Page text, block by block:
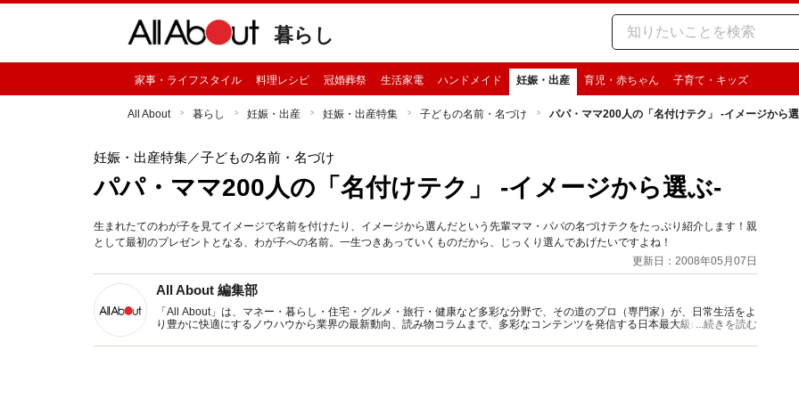
暮らし
家事・ライフスタイル 料理レシピ 冠婚葬祭 生活家電 ハンドメイド 妊娠・出産 育児・赤ちゃん 子育て・キッズ
All About 暮らし 妊娠・出産 妊娠・出産特集 子どもの名前・名づけ パパ・ママ200人の「名付けテク」 -イメージから
妊娠・出産特集／子どもの名前・名づけ
パパ・ママ200人の「名付けテク」 -イメージから選ぶ-
生まれたてのわが子を見てイメージで名前を付けたり、イメージから選んだという先輩ママ・パパの名づけテクをたっぷり紹介します！親
として最初のプレゼントとなる、わが子への名前。一生つきあっていくものだから、じっくり選んであげたいですよね！
更新日：2008年05月07日
All About 編集部
「All About」は、マネー・暮らし・住宅・グルメ・旅行・健康など多彩な分野で、その道のプロ（専門家）が、日常生活をよ
り豊かに快適にするノウハウから業界の最新動向、読み物コラムまで、多彩なコンテンツを発信する日本最大級の総合情報サ
...続きを読む